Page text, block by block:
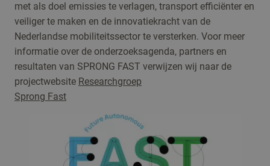
met als doel emissies te verlagen, transport efficiënter en
veiliger te maken en de innovatiekracht van de
Nederlandse mobiliteitssector te versterken. Voor meer
informatie over de onderzoeksagenda, partners en
resultaten van SPRONG FAST verwijzen wij naar de
projectwebsite Researchgroep
Sprong Fast